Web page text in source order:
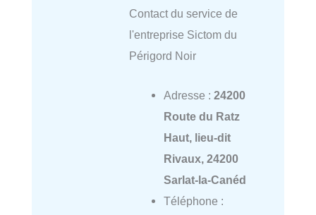
Contact du service de
l'entreprise Sictom du
Périgord Noir
Adresse : 24200
Route du Ratz
Haut, lieu-dit
Rivaux, 24200
Sarlat-la-Canéd
Téléphone :